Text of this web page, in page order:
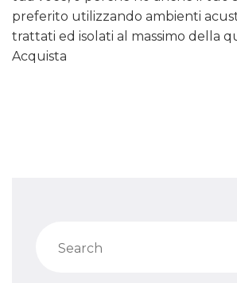
preferito utilizzando ambienti
trattati ed isolati al massimo della
Acquista